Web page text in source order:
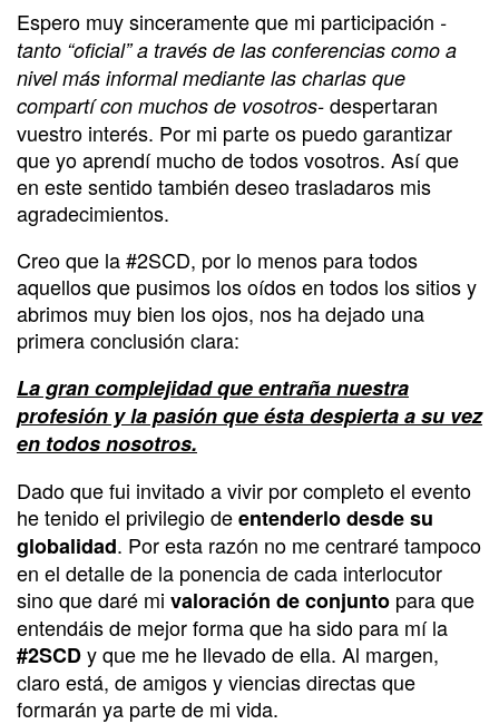
Espero muy sinceramente que mi participación -
tanto “oficial” a través de las conferencias como a
nivel más informal mediante las charlas que
compartí con muchos de vosotros- despertaran
vuestro interés. Por mi parte os puedo garantizar
que yo aprendí mucho de todos vosotros. Así que
en este sentido también deseo trasladaros mis
agradecimientos.
Creo que la #2SCD, por lo menos para todos
aquellos que pusimos los oídos en todos los sitios y
abrimos muy bien los ojos, nos ha dejado una
primera conclusión clara:
La gran complejidad que entraña nuestra
profesión y la pasión que ésta despierta a su vez
en todos nosotros.
Dado que fui invitado a vivir por completo el evento
he tenido el privilegio deentenderlo desde su
globalidad. Por esta razón no me centraré tampoco
en el detalle de la ponencia de cada interlocutor
sino que daré mi valoración de conjunto para que
entendáis de mejor forma que ha sido para mí la
#2SCDy que me he llevado de ella. Al margen,
claro está, de amigos y viencias directas que
formarán ya parte de mi vida.